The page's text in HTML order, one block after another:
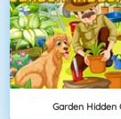
Garden Hidden